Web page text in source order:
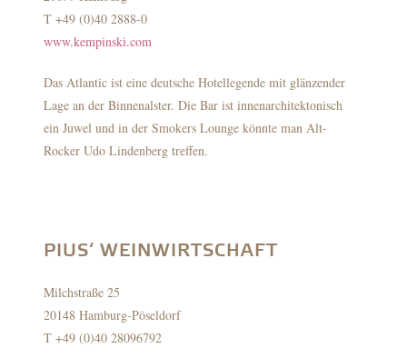
T +49 (0)40 2888-0
www.kempinski.com
Das Atlantic ist eine deutsche Hotellegende mit glänzender
Lage an der Binnenalster. Die Bar ist innenarchitektonisch
ein Juwel und in der Smokers Lounge könnte man Alt-
Rocker Udo Lindenberg treffen.
PIUS‘ WEINWIRTSCHAFT
Milchstraße 25
20148 Hamburg-Pöseldorf
T +49 (0)40 28096792